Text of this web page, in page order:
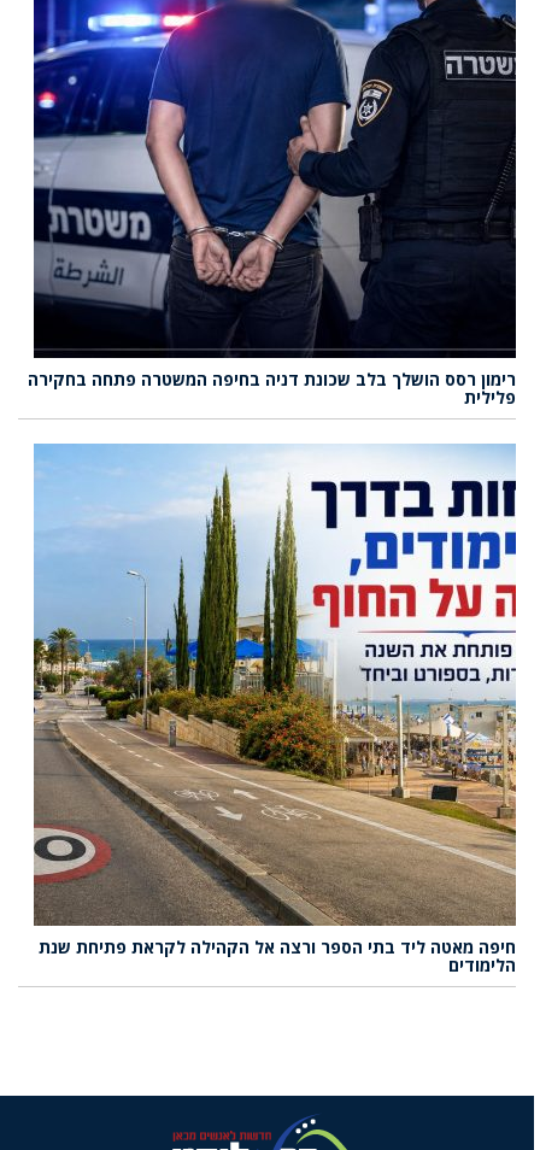
רימון רסס הושלך בלב שכונת דניה בחיפה המשטרה פתחה בחקירה
פלילית
חיפה מאטה ליד בתי הספר ורצה אל הקהילה לקראת פתיחת שנת
הלימודים